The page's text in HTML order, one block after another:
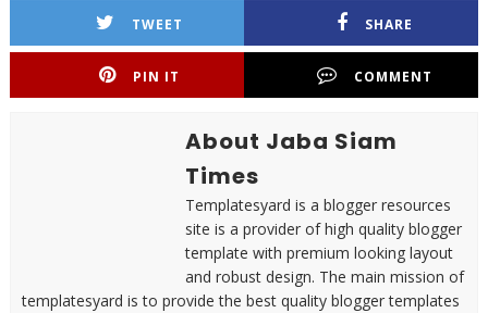
TWEET SHARE
PIN IT COMMENT
About Jaba Siam
Times
Templatesyard is a blogger resources
site is a provider of high quality blogger
template with premium looking layout
and robust design. The main mission of
templatesyard is to provide the best quality blogger templates